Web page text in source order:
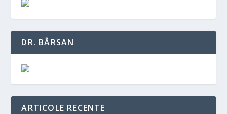
DR. BÂRSAN
ARTICOLE RECENTE